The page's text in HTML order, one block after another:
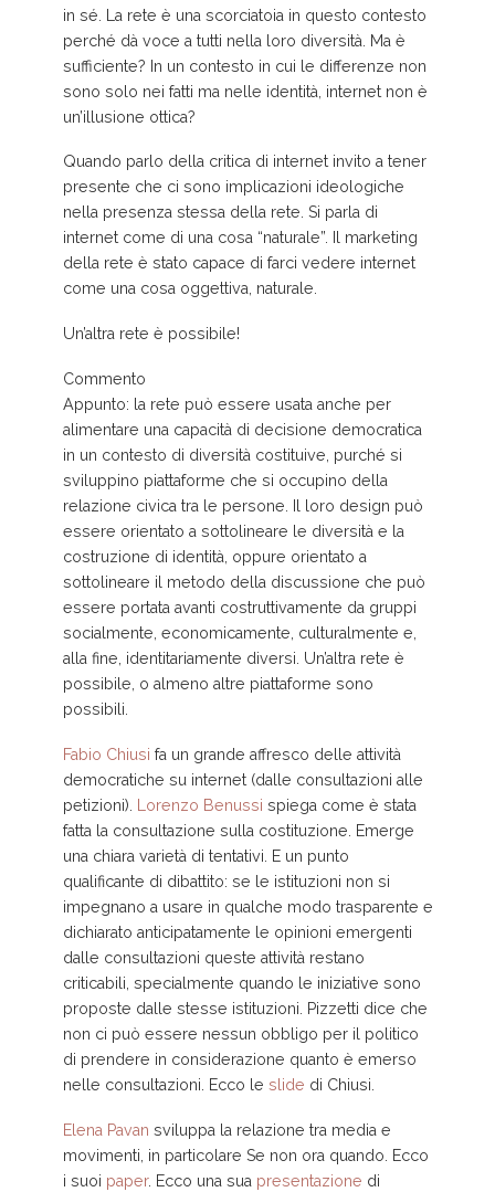
in sé. La rete è una scorciatoia in questo contesto
perché dà voce a tutti nella loro diversità. Ma è
sufficiente? In un contesto in cui le differenze non
sono solo nei fatti ma nelle identità, internet non è
un’illusione ottica?
Quando parlo della critica di internet invito a tener
presente che ci sono implicazioni ideologiche
nella presenza stessa della rete. Si parla di
internet come di una cosa “naturale”. Il marketing
della rete è stato capace di farci vedere internet
come una cosa oggettiva, naturale.
Un’altra rete è possibile!
Commento
Appunto: la rete può essere usata anche per
alimentare una capacità di decisione democratica
in un contesto di diversità costituive, purché si
sviluppino piattaforme che si occupino della
relazione civica tra le persone. Il loro design può
essere orientato a sottolineare le diversità e la
costruzione di identità, oppure orientato a
sottolineare il metodo della discussione che può
essere portata avanti costruttivamente da gruppi
socialmente, economicamente, culturalmente e,
alla fine, identitariamente diversi. Un’altra rete è
possibile, o almeno altre piattaforme sono
possibili.
Fabio Chiusi fa un grande affresco delle attività
democratiche su internet (dalle consultazioni alle
petizioni).
Lorenzo Benussi spiega come è stata
fatta la consultazione sulla costituzione. Emerge
una chiara varietà di tentativi. E un punto
qualificante di dibattito: se le istituzioni non si
impegnano a usare in qualche modo trasparente e
dichiarato anticipatamente le opinioni emergenti
dalle consultazioni queste attività restano
criticabili, specialmente quando le iniziative sono
proposte dalle stesse istituzioni. Pizzetti dice che
non ci può essere nessun obbligo per il politico
di prendere in considerazione quanto è emerso
nelle consultazioni. Ecco le slide di Chiusi.
Elena Pavan sviluppa la relazione tra media e
movimenti, in particolare Se non ora quando. Ecco
i suoi paper. Ecco una sua presentazione di